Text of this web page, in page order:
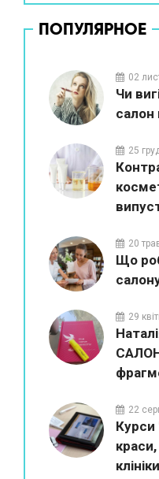
ПОПУЛЯРНОЕ
02
Чи
салон
25
20
Що
29
22
Курси